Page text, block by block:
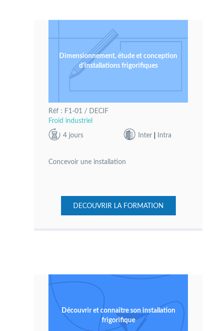
Dimensionnement, étude et conception
d’installations frigorifiques
Réf : F1-01 / DECIF
Froid industriel
4 jours Inter Intra
Concevoir une installation
DECOUVRIR LA FORMATION
Découvrir et connaître son installation
frigorifique